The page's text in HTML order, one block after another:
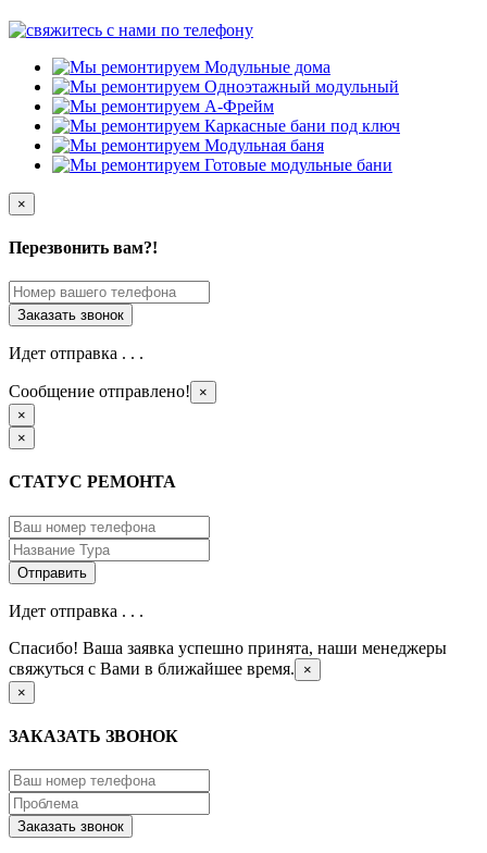
×
Перезвонить вам?!
Идет отправка . . .
Сообщение отправлено!
×
×
×
СТАТУС РЕМОНТА
Идет отправка . . .
Спасибо! Ваша заявка успешно принята, наши менеджеры
свяжуться с Вами в ближайшее время.
×
×
ЗАКАЗАТЬ ЗВОНОК